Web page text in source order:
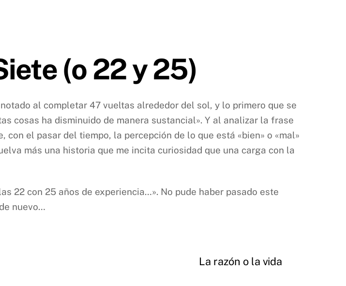
(o 22 y 25)
al completar 47 vueltas alrededor del sol, y lo primero que se
cosas ha disminuido de manera sustancial». Y al analizar la frase
el pasar del tiempo, la percepción de lo que está «bien» o «mal»
más una historia que me incita curiosidad que una carga con la
22 con 25 años de experiencia…». No pude haber pasado este
nuevo…
La razón o la vida